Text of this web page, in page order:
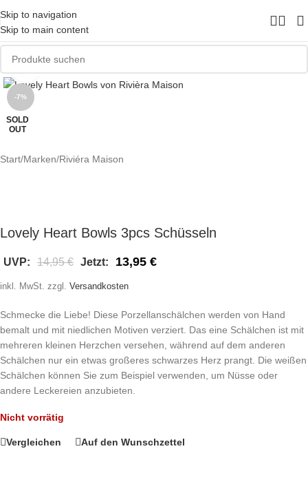
Skip to navigation
Skip to main content
-7%
SOLD
OUT
Start/Marken/Riviéra Maison
Lovely Heart Bowls 3pcs Schüsseln
UVP: 14,95€ Jetzt: 13,95 €
inkl. MwSt. zzgl. Versandkosten
Schmecke die Liebe! Diese Porzellanschälchen werden von Hand
bemalt und mit niedlichen Motiven verziert. Das eine Schälchen ist mit
mehreren kleinen Herzchen versehen, während auf dem anderen
Schälchen nur ein etwas großeres schwarzes Herz prangt. Die weißen
Schälchen können Sie zum Beispiel verwenden, um Nüsse oder
andere Leckereien anzubieten.
Nicht vorrätig
Vergleichen Auf den Wunschzettel